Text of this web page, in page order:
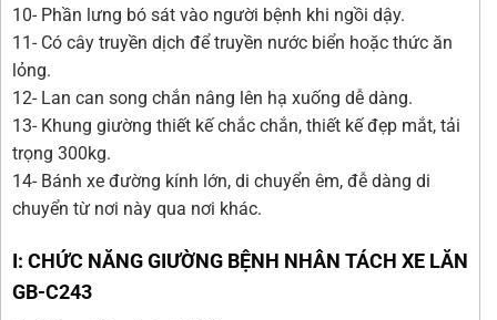
10- Phần lưng bó sát vào người bệnh khi ngồi dậy.
11- Có cây truyền dịch để truyền nước biển hoặc thức ăn
lỏng.
12- Lan can song chắn nâng lên hạ xuống dễ dàng.
13- Khung giường thiết kế chắc chắn, thiết kế đẹp mắt, tải
trọng 300kg.
14- Bánh xe đường kính lớn, di chuyển êm, đễ dàng di
chuyển từ nơi này qua nơi khác.
I: CHỨC NĂNG GIƯỜNG BỆNH NHÂN TÁCH XE LĂN
GB-C243